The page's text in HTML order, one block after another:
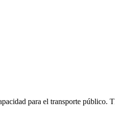
para el transporte público.